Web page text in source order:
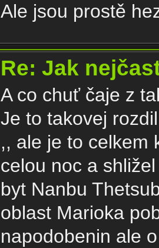
Ale jsou prostě
Re: Jak
A co chuť čaje z
Je to takovej
,, ale je to celkem
celou noc a
byt Nanbu
oblast Marioka
napodobenin ale